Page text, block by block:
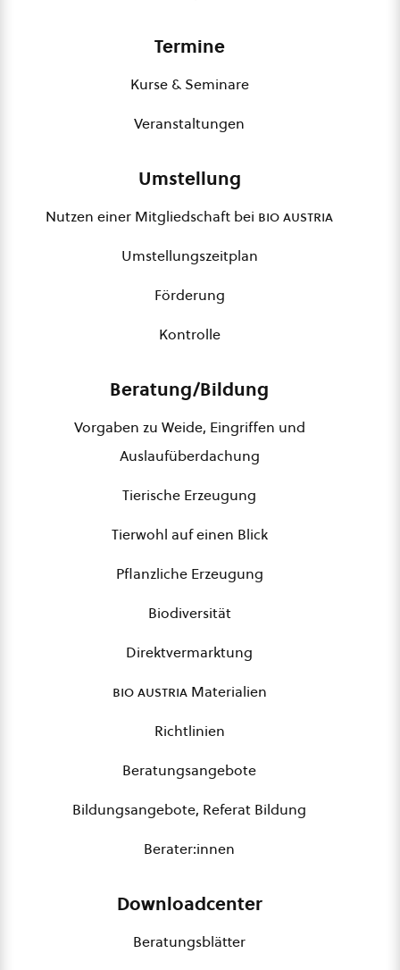
Termine
Kurse & Seminare
Veranstaltungen
Umstellung
Nutzen einer Mitgliedschaft bei bio austria
Umstellungszeitplan
Förderung
Kontrolle
Beratung/Bildung
Vorgaben zu Weide, Eingriffen und
Auslaufüberdachung
Tierische Erzeugung
Tierwohl auf einen Blick
Pflanzliche Erzeugung
Biodiversität
Direktvermarktung
bio austriaMaterialien
Richtlinien
Beratungsangebote
Bildungsangebote, Referat Bildung
Berater:innen
Downloadcenter
Beratungsblätter